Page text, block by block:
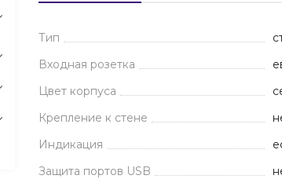
Тип
Входная розетка
Цвет корпуса
Крепление к стене
Индикация
Защита портов USB